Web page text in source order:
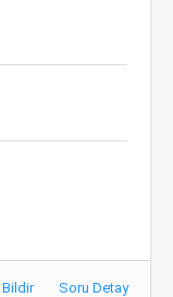
Soru Detay